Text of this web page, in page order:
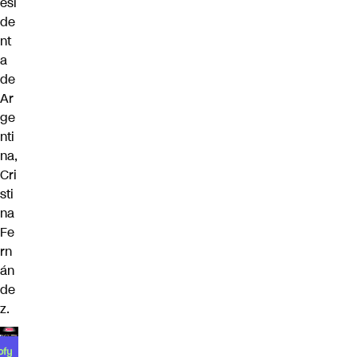
de
nt
a
de
Ar
ge
nti
na,
Cri
sti
na
Fe
rn
án
de
z.